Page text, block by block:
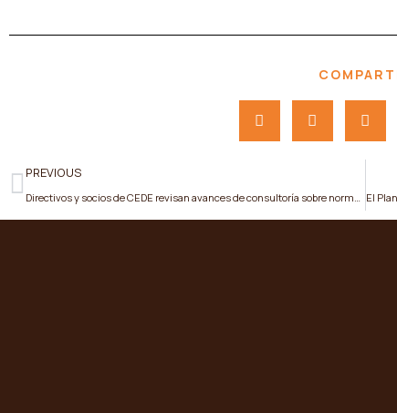
PREVIOUS
Directivos y socios de CEDE revisan avances de consultoría sobre normativa eléctrica